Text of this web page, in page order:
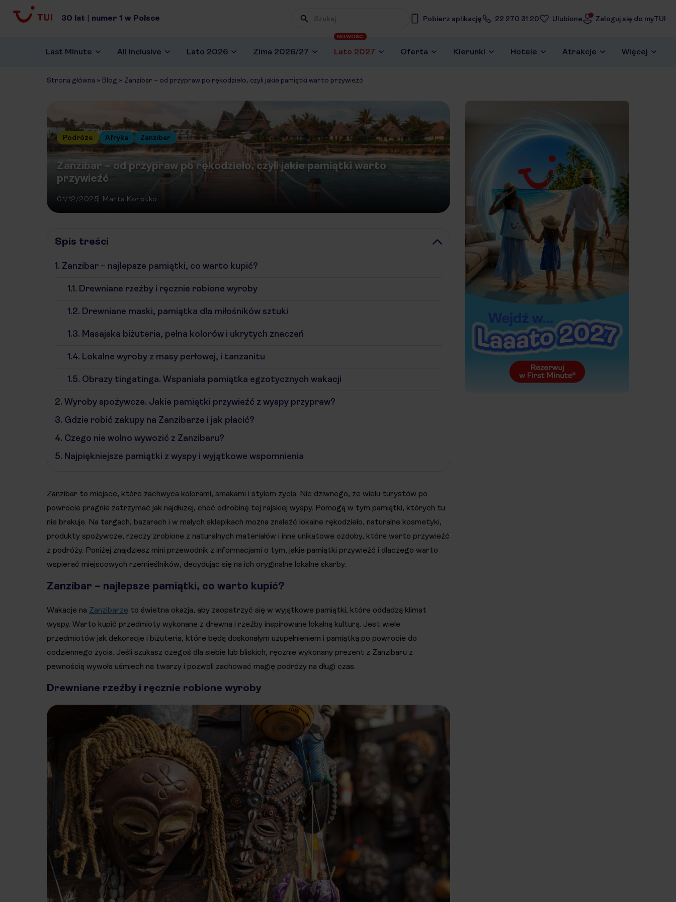
30 lat | numer 1 w Polsce Pobierz aplikację 22 270 31 20 Ulubione Zaloguj się do myTUI
Last Minute All Inclusive Lato 2026 Zima 2026/27 Lato 2027
NOWOŚĆ
Oferta Kierunki Hotele Atrakcje Więcej
Strona główna » Blog » Zanzibar – od przypraw po rękodzieło, czyli jakie pamiątki warto przywieźć
Podróże Afryka Zanzibar
Zanzibar – od przypraw po rękodzieło, czyli jakie pamiątki warto
przywieźć
01/12/2025 Marta Korotko
Spis treści
1. Zanzibar – najlepsze pamiątki, co warto kupić?
1.1. Drewniane rzeźby i ręcznie robione wyroby
1.2. Drewniane maski, pamiątka dla miłośników sztuki
1.3. Masajska biżuteria, pełna kolorów i ukrytych znaczeń
1.4. Lokalne wyroby z masy perłowej, i tanzanitu
1.5. Obrazy tingatinga. Wspaniała pamiątka egzotycznych wakacji
2. Wyroby spożywcze. Jakie pamiątki przywieźć z wyspy przypraw?
3. Gdzie robić zakupy na Zanzibarze i jak płacić?
4. Czego nie wolno wywozić z Zanzibaru?
5. Najpiękniejsze pamiątki z wyspy i wyjątkowe wspomnienia
Zanzibar to miejsce, które zachwyca kolorami, smakami i stylem życia. Nic dziwnego, że wielu turystów po
powrocie pragnie zatrzymać jak najdłużej, choć odrobinę tej rajskiej wyspy. Pomogą w tym pamiątki, których tu
nie brakuje. Na targach, bazarach i w małych sklepikach można znaleźć lokalne rękodzieło, naturalne kosmetyki,
produkty spożywcze, rzeczy zrobione z naturalnych materiałów i inne unikatowe ozdoby, które warto przywieźć
z podróży. Poniżej znajdziesz mini przewodnik z informacjami o tym, jakie pamiątki przywieźć i dlaczego warto
wspierać miejscowych rzemieślników, decydując się na ich oryginalne lokalne skarby.
Zanzibar – najlepsze pamiątki, co warto kupić?
Wakacje na Zanzibarze to świetna okazja, aby zaopatrzyć się w wyjątkowe pamiątki, które oddadzą klimat
wyspy. Warto kupić przedmioty wykonane z drewna i rzeźby inspirowane lokalną kulturą. Jest wiele
przedmiotów jak dekoracje i biżuteria, które będą doskonałym uzupełnieniem i pamiątką po powrocie do
codziennego życia. Jeśli szukasz czegoś dla siebie lub bliskich, ręcznie wykonany prezent z Zanzibaru z
pewnością wywoła uśmiech na twarzy i pozwoli zachować magię podróży na długi czas.
Drewniane rzeźby i ręcznie robione wyroby